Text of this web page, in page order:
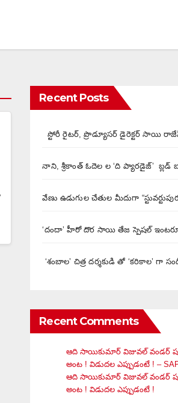
Recent Posts
స్టోరీ రైటర్, ప్రొడ్యూసర్ డైరెక్టర్ సాయి
నాని, శ్రీకాంత్ ఓదెల ల ‘ది ప్యారడైజ్’ బ్లడ్
వేణు ఉడుగుల చేతుల మీదుగా
‘దందా’ హీరో దొర సాయి తేజ స్పెషల్
‘శంబాల’ చిత్ర దర్శకుడి తో ‘కరికాల’ గా
Recent Comments
ఆది సాయికుమార్ విజువ‌ల్ వండ‌ర్
అంట ! విడుదల ఎప్పుడంటే ! –
ఆది సాయికుమార్ విజువ‌ల్ వండ‌ర్
అంట ! విడుదల ఎప్పుడంటే !